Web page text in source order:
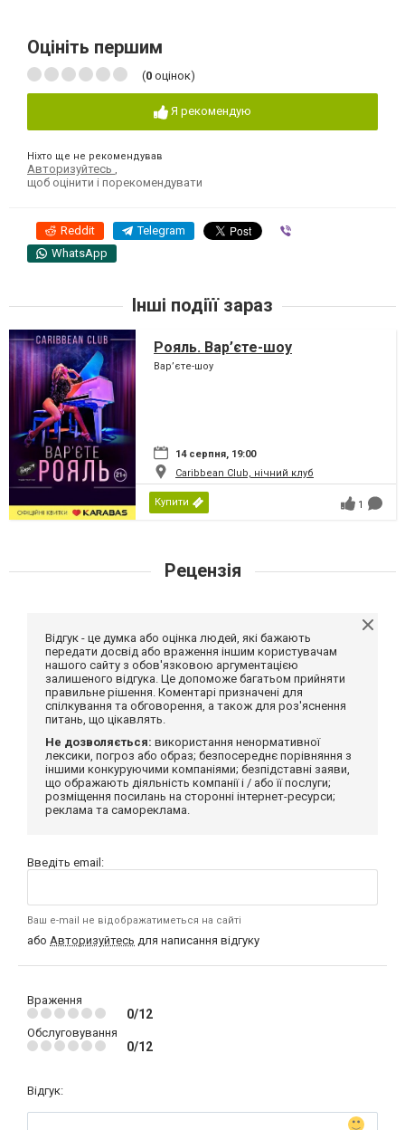
Оцініть першим
(0 оцінок)
Я рекомендую
Ніхто ще не рекомендував
Авторизуйтесь
щоб оцінити і порекомендувати
Reddit Telegram
WhatsApp
Інші подіїї зараз
Рояль. Вар’єте-шоу
Вар’єте-шоу
14 серпня, 19:00
Caribbean Club, нічний клуб
Купити 1
Рецензія
Відгук - це думка або оцінка людей, які бажають
передати досвід або враження іншим користувачам
нашого сайту з обов'язковою аргументацією
залишеного відгука. Це допоможе багатьом прийняти
правильне рішення. Коментарі призначені для
спілкування та обговорення, а також для роз'яснення
питань, що цікавлять.
Не дозволяється: використання ненормативної
лексики, погроз або образ; безпосереднє порівняння з
іншими конкуруючими компаніями; безпідставні заяви,
що ображають діяльність компанії і / або її послуги;
розміщення посилань на сторонні інтернет-ресурси;
реклама та самореклама.
Введіть email:
Ваш e-mail не відображатиметься на сайті
або Авторизуйтесь для написання відгуку
Враження
0/12
Обслуговування
0/12
Відгук: